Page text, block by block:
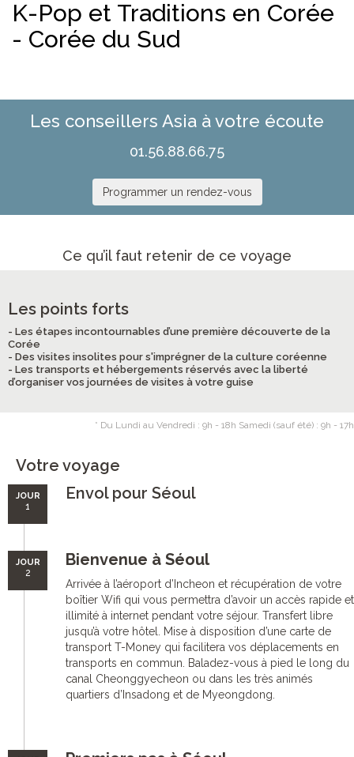
K-Pop et Traditions en Corée
- Corée du Sud
Les conseillers Asia à votre écoute
01.56.88.66.75
Programmer un rendez-vous
Ce qu’il faut retenir de ce voyage
Les points forts
- Les étapes incontournables d’une première découverte de la
Corée
- Des visites insolites pour s'imprégner de la culture coréenne
- Les transports et hébergements réservés avec la liberté
d’organiser vos journées de visites à votre guise
* Du Lundi au Vendredi : 9h - 18h Samedi (sauf été) : 9h - 17h
Votre voyage
JOUR
1
Envol pour Séoul
JOUR
2
Bienvenue à Séoul
Arrivée à l’aéroport d’Incheon et récupération de votre
boîtier Wifi qui vous permettra d’avoir un accès rapide et
illimité à internet pendant votre séjour. Transfert libre
jusqu’à votre hôtel. Mise à disposition d’une carte de
transport T-Money qui facilitera vos déplacements en
transports en commun. Baladez-vous à pied le long du
canal Cheonggyecheon ou dans les très animés
quartiers d’Insadong et de Myeongdong.